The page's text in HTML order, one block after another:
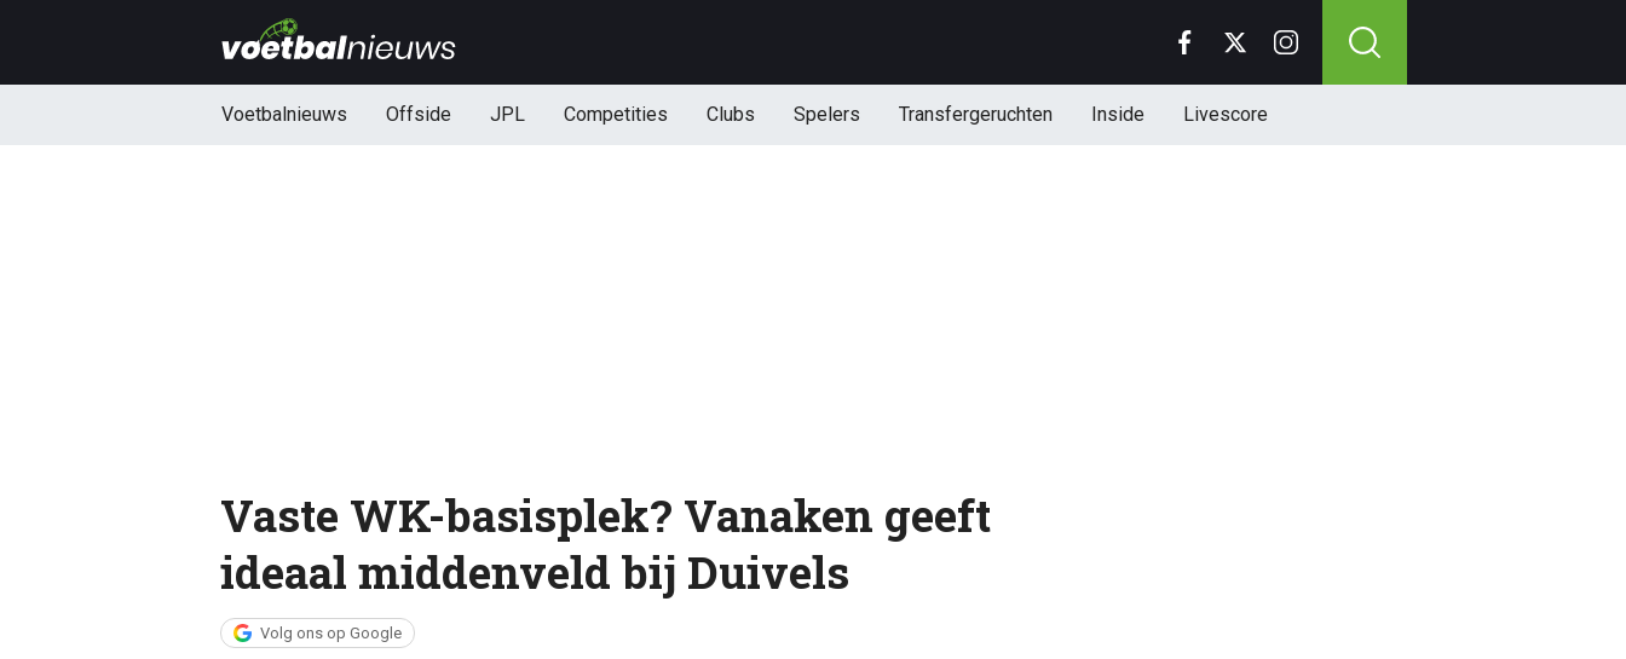
Voetbalnieuws Offside JPL Competities Clubs Spelers Transfergeruchten Inside Livescore
Vaste WK-basisplek? Vanaken geeft
ideaal middenveld bij Duivels
Volg ons op Google